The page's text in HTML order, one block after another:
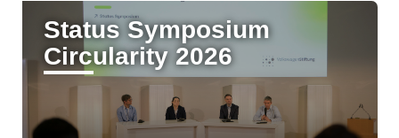
Status Symposium
Circularity 2026